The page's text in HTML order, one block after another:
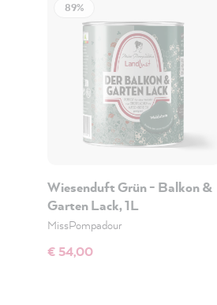
89%
Wiesenduft Grün - Balkon &
Garten Lack, 1L
MissPompadour
€ 54,00